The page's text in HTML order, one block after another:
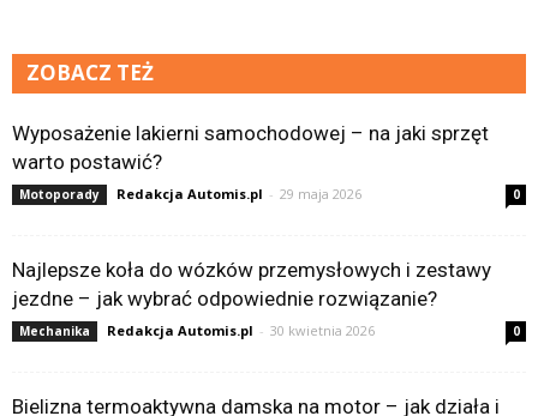
ZOBACZ TEŻ
Wyposażenie lakierni samochodowej – na jaki sprzęt
warto postawić?
Motoporady Redakcja Automis.pl - 29 maja 2026 0
Najlepsze koła do wózków przemysłowych i zestawy
jezdne – jak wybrać odpowiednie rozwiązanie?
Mechanika Redakcja Automis.pl - 30 kwietnia 2026 0
Bielizna termoaktywna damska na motor – jak działa i